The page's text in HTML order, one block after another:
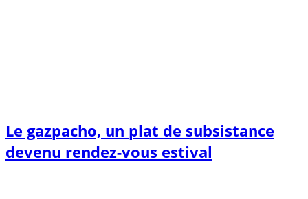
Le gazpacho, un plat de subsistance
devenu rendez-vous estival